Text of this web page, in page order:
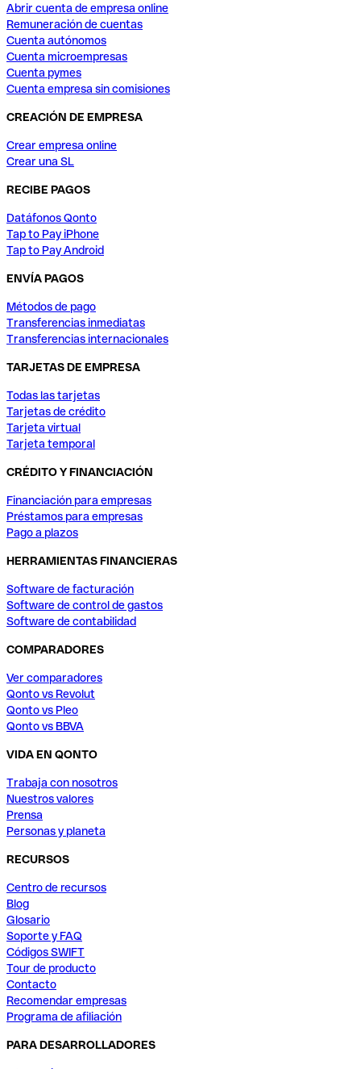
Abrir cuenta de empresa online
Remuneración de cuentas
Cuenta autónomos
Cuenta microempresas
Cuenta pymes
Cuenta empresa sin comisiones
CREACIÓN DE EMPRESA
Crear empresa online
Crear una SL
RECIBE PAGOS
Datáfonos Qonto
Tap to Pay iPhone
Tap to Pay Android
ENVÍA PAGOS
Métodos de pago
Transferencias inmediatas
Transferencias internacionales
TARJETAS DE EMPRESA
Todas las tarjetas
Tarjetas de crédito
Tarjeta virtual
Tarjeta temporal
CRÉDITO Y FINANCIACIÓN
Financiación para empresas
Préstamos para empresas
Pago a plazos
HERRAMIENTAS FINANCIERAS
Software de facturación
Software de control de gastos
Software de contabilidad
COMPARADORES
Ver comparadores
Qonto vs Revolut
Qonto vs Pleo
Qonto vs BBVA
VIDA EN QONTO
Trabaja con nosotros
Nuestros valores
Prensa
Personas y planeta
RECURSOS
Centro de recursos
Blog
Glosario
Soporte y FAQ
Códigos SWIFT
Tour de producto
Contacto
Recomendar empresas
Programa de afiliación
PARA DESARROLLADORES